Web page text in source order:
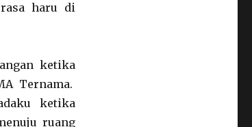
haru di
ketika
Ternama.
ketika
ruang